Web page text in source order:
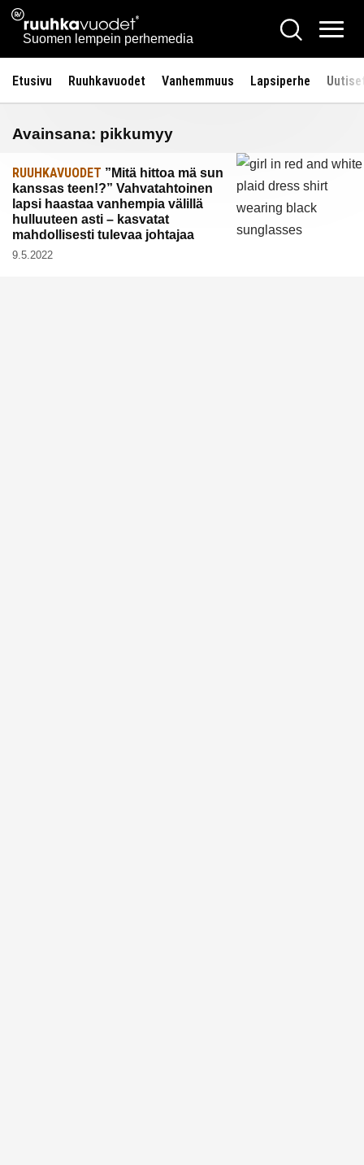
Siirry
sisältöön
Ruuhkavuodet.fi
Suomen lempein perhemedia
Hae
Etusivu Ruuhkavuodet Vanhemmuus Lapsiperhe
Avainsana: pikkumyy
RUUHKAVUODET ”Mitä hittoa mä sun
kanssas teen!?” Vahvatahtoinen
lapsi haastaa vanhempia välillä
hulluuteen asti – kasvatat
mahdollisesti tulevaa johtajaa
9.5.2022